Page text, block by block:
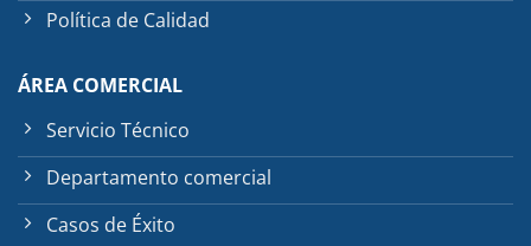
Política de Calidad
ÁREA COMERCIAL
Servicio Técnico
Departamento comercial
Casos de Éxito